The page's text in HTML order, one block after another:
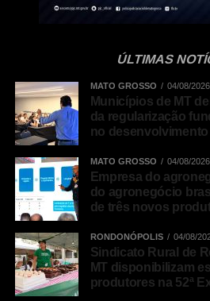
ÚLTIMAS
MATO GROSSO 04/08/
Municípios de MT
da regularização
no
MATO GROSSO 04/08/
Empresa do
do agronegócio
de três novos
RONDONÓPOLIS 04/08/
Sindicato Rural de
MT disponibilizam
produtores na 52ª